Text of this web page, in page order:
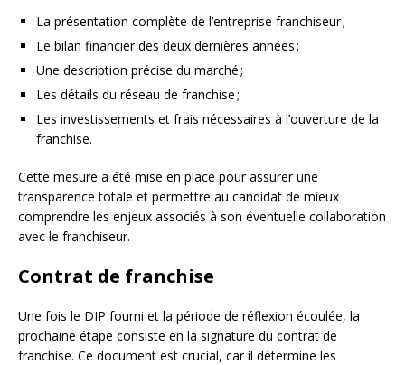
La présentation complète de l’entreprise franchiseur ;
Le bilan financier des deux dernières années ;
Une description précise du marché ;
Les détails du réseau de franchise ;
Les investissements et frais nécessaires à l’ouverture de la
franchise.
Cette mesure a été mise en place pour assurer une
transparence totale et permettre au candidat de mieux
comprendre les enjeux associés à son éventuelle collaboration
avec le franchiseur.
Contrat de franchise
Une fois le DIP fourni et la période de réflexion écoulée, la
prochaine étape consiste en la signature du contrat de
franchise. Ce document est crucial, car il détermine les